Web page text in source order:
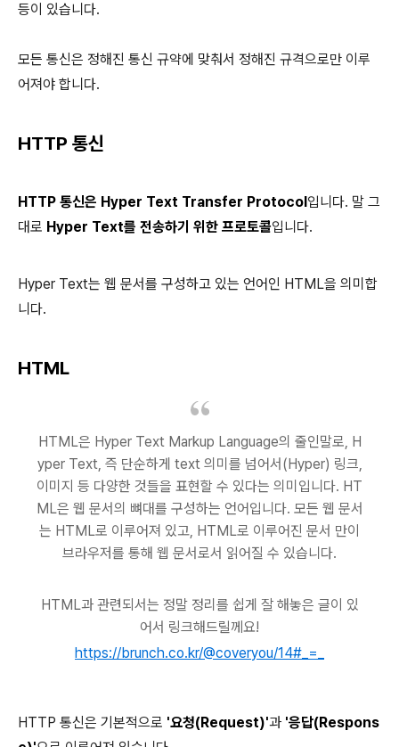
등이 있습니다.
모든 통신은 정해진 통신 규약에 맞춰서 정해진 규격으로만 이루
어져야 합니다.
HTTP 통신
HTTP 통신은 Hyper Text Transfer Protocol입니다. 말 그
대로 Hyper Text를 전송하기 위한 프로토콜입니다.
Hyper Text는 웹 문서를 구성하고 있는 언어인 HTML을 의미합
니다.
HTML
HTML은 Hyper Text Markup Language의 줄인말로, H
yper Text, 즉 단순하게 text 의미를 넘어서(Hyper) 링크,
이미지 등 다양한 것들을 표현할 수 있다는 의미입니다. HT
ML은 웹 문서의 뼈대를 구성하는 언어입니다. 모든 웹 문서
는 HTML로 이루어져 있고, HTML로 이루어진 문서 만이
브라우저를 통해 웹 문서로서 읽어질 수 있습니다.
HTML과 관련되서는 정말 정리를 쉽게 잘 해놓은 글이 있
어서 링크해드릴께요!
https://brunch.co.kr/@coveryou/14#_=_
HTTP 통신은 기본적으로 '요청(Request)'과 '응답(Respons